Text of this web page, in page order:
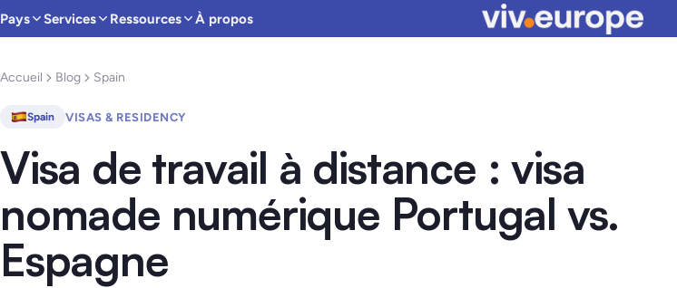
Pays Services Ressources À propos
Accueil Blog Spain
Spain VISAS & RESIDENCY
Visa de travail à distance : visa
nomade numérique Portugal vs.
Espagne